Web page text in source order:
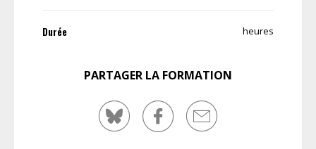
Durée heures
PARTAGER LA FORMATION